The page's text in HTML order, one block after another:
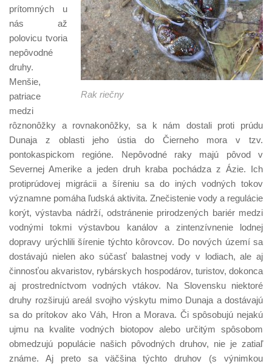
Rak riečny
prítomných u
nás až
polovicu tvoria
nepôvodné
druhy.
Menšie,
patriace
medzi
rôznonôžky a rovnakonôžky, sa k nám dostali proti prúdu
Dunaja z oblasti jeho ústia do Čierneho mora v tzv.
pontokaspickom regióne. Nepôvodné raky majú pôvod v
Severnej Amerike a jeden druh kraba pochádza z Ázie. Ich
protiprúdovej migrácii a šíreniu sa do iných vodných tokov
významne pomáha ľudská aktivita. Znečistenie vody a regulácie
korýt, výstavba nádrží, odstránenie prirodzených bariér medzi
vodnými tokmi výstavbou kanálov a zintenzívnenie lodnej
dopravy urýchlili šírenie týchto kôrovcov. Do nových území sa
dostávajú nielen ako súčasť balastnej vody v lodiach, ale aj
činnosťou akvaristov, rybárskych hospodárov, turistov, dokonca
aj prostredníctvom vodných vtákov. Na Slovensku niektoré
druhy rozširujú areál svojho výskytu mimo Dunaja a dostávajú
sa do prítokov ako Váh, Hron a Morava. Či spôsobujú nejakú
ujmu na kvalite vodných biotopov alebo určitým spôsobom
obmedzujú populácie našich pôvodných druhov, nie je zatiaľ
známe. Aj preto sa väčšina týchto druhov (s výnimkou